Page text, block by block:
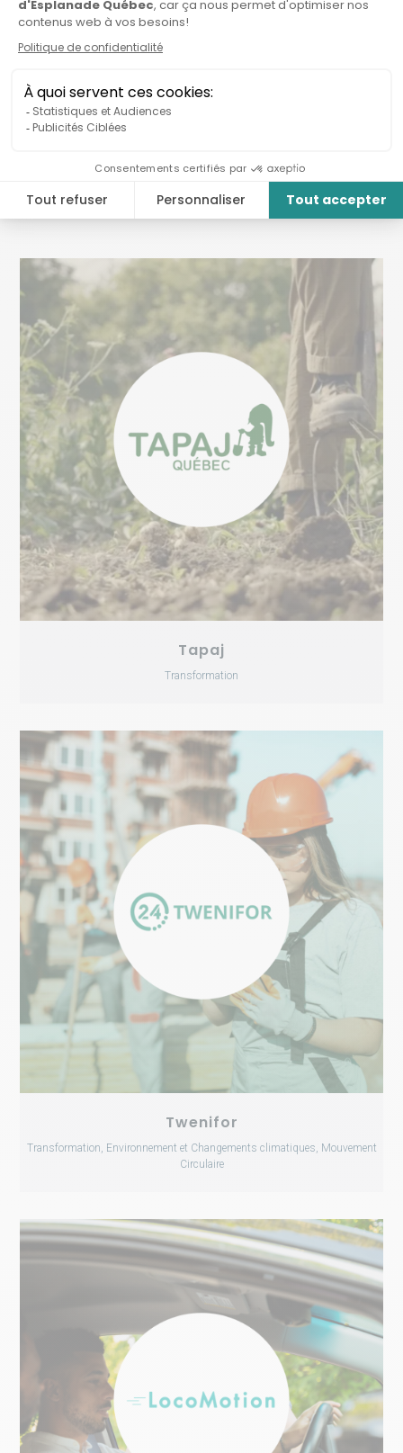
Organisations connexes
Tapaj
Transformation
Twenifor
Transformation, Environnement et Changements climatiques, Mouvement
Circulaire